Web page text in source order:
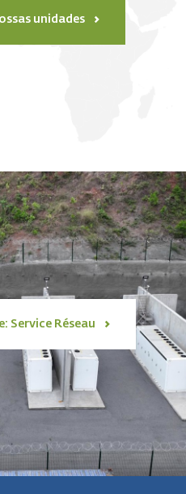
unidades
Service Réseau